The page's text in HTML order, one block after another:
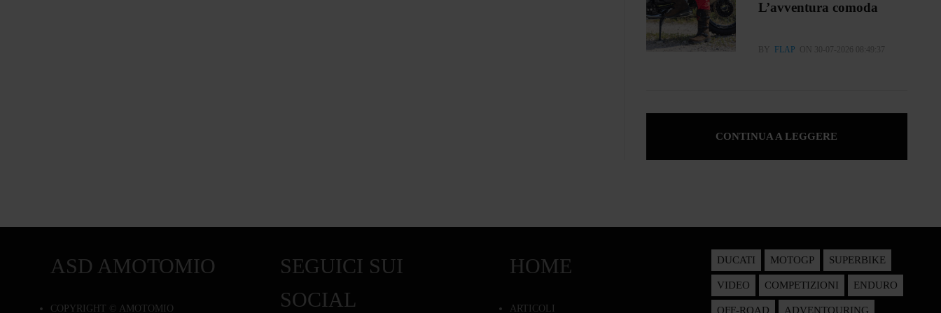
L’avventura comoda
BY FLAP ON 30-07-2026 08:49:37
CONTINUA A LEGGERE
ASD AMOTOMIO
COPYRIGHT © AMOTOMIO
SEGUICI SUI
SOCIAL
HOME
ARTICOLI
DUCATI MOTOGP SUPERBIKE
VIDEO COMPETIZIONI ENDURO
OFF-ROAD ADVENTOURING